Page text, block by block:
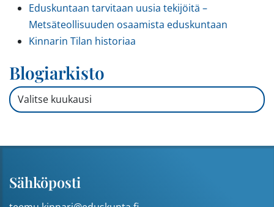
Eduskuntaan tarvitaan uusia tekijöitä –
Metsäteollisuuden osaamista eduskuntaan
Kinnarin Tilan historiaa
Blogiarkisto
Blogiarkisto
Sähköposti